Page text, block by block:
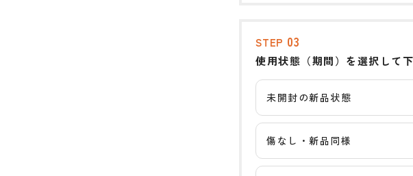
STEP 03
使用状態（期間）を選択して
未開封の新品状態
傷なし・新品同様